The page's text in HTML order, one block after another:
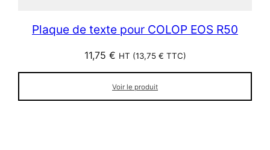
Plaque de texte pour COLOP EOS R50
11,75 € HT (13,75 € TTC)
Voir le produit